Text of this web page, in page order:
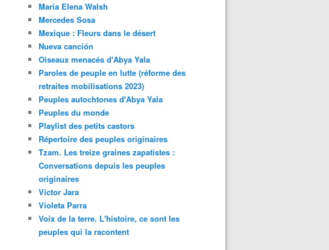
Maria Elena Walsh
Mercedes Sosa
Mexique : Fleurs dans le désert
Nueva canción
Oiseaux menacés d'Abya Yala
Paroles de peuple en lutte (réforme des
retraites mobilisations 2023)
Peuples autochtones d'Abya Yala
Peuples du monde
Playlist des petits castors
Répertoire des peuples originaires
Tzam. Les treize graines zapatistes :
Conversations depuis les peuples
originaires
Victor Jara
Violeta Parra
Voix de la terre. L'histoire, ce sont les
peuples qui la racontent